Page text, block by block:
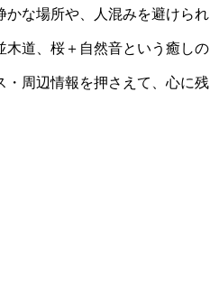
かな場所や、人混みを避けられ
木道、桜＋自然音という癒しの
・周辺情報を押さえて、心に残